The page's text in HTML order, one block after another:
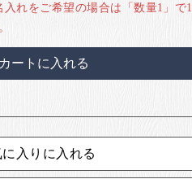
れをご希望の場合は「数量1」で1
カートに入れる
に入りに入れる